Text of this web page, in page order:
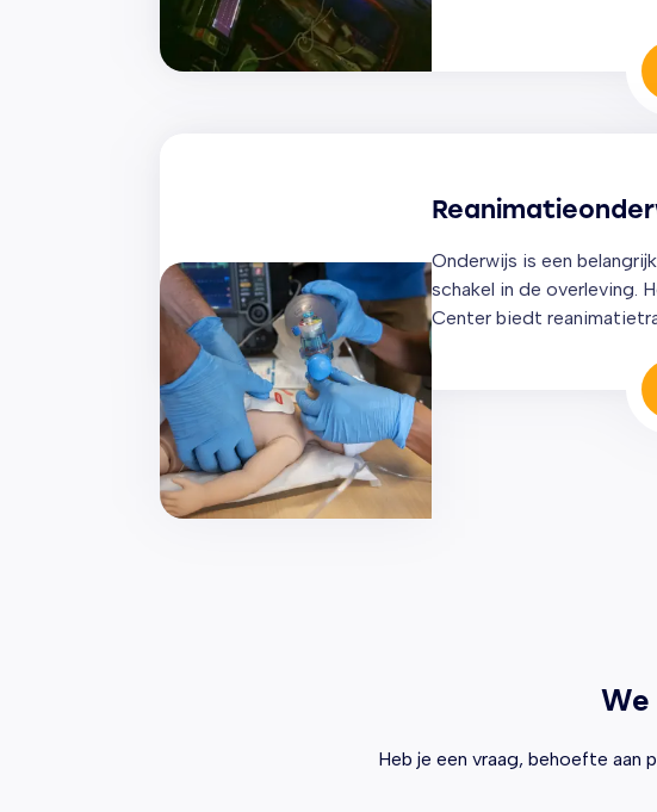
situaties en sterke
bewust en onbewust jouw
Onderwijs is een
schakel in de overleving.
Center biedt
aan op diverse niveaus. Van
provider tot train-the-
dragen we bij aan veilige
patiëntenzorg.
Heb je een vraag, behoefte aan